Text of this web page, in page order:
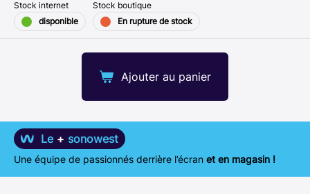
Ajouter au panier
Stock internet
disponible
Stock boutique
En rupture de stock
Le + sonowest
Une équipe de passionnés derrière l’écran et en magasin !